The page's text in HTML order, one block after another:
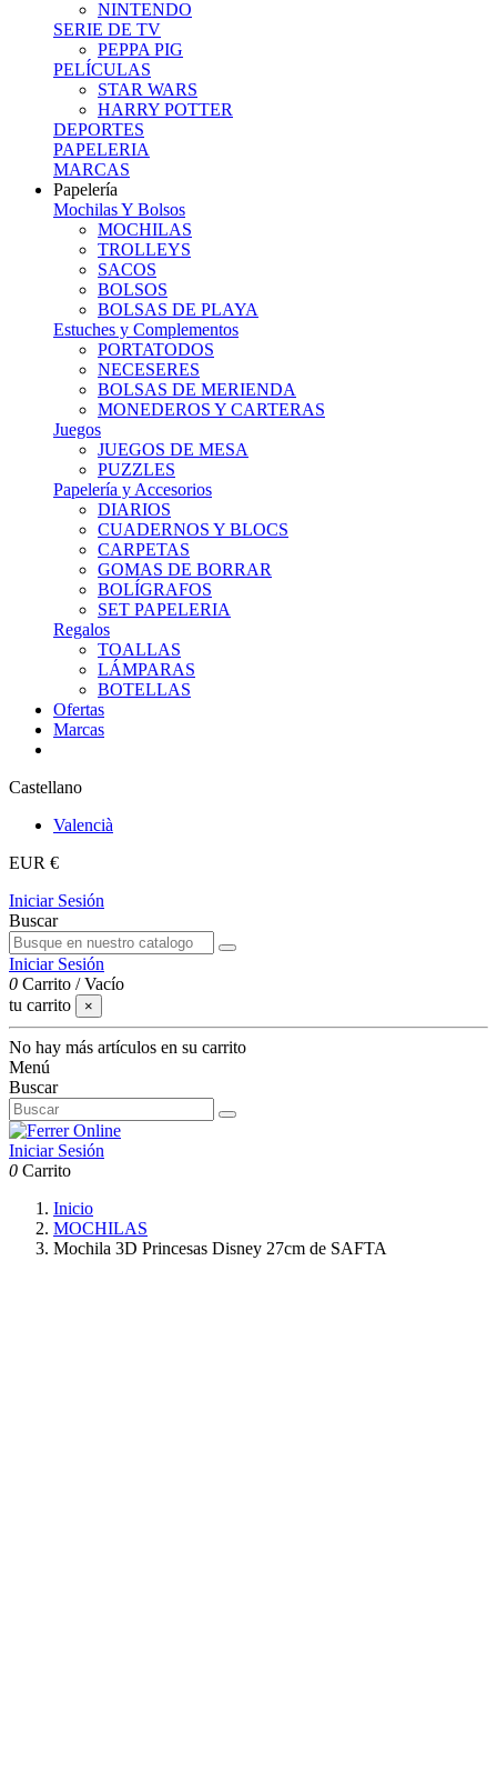
NINTENDO
SERIE DE TV
PEPPA PIG
PELÍCULAS
STAR WARS
HARRY POTTER
DEPORTES
PAPELERIA
MARCAS
Papelería
Mochilas Y Bolsos
MOCHILAS
TROLLEYS
SACOS
BOLSOS
BOLSAS DE PLAYA
Estuches y Complementos
PORTATODOS
NECESERES
BOLSAS DE MERIENDA
MONEDEROS Y CARTERAS
Juegos
JUEGOS DE MESA
PUZZLES
Papelería y Accesorios
DIARIOS
CUADERNOS Y BLOCS
CARPETAS
GOMAS DE BORRAR
BOLÍGRAFOS
SET PAPELERIA
Regalos
TOALLAS
LÁMPARAS
BOTELLAS
Ofertas
Marcas
Castellano
Valencià
EUR €
Iniciar Sesión
Buscar
Iniciar Sesión
0 Carrito /Vacío
tu carrito
×
No hay más artículos en su carrito
Menú
Buscar
Iniciar Sesión
0 Carrito
Inicio
MOCHILAS
Mochila 3D Princesas Disney 27cm de SAFTA